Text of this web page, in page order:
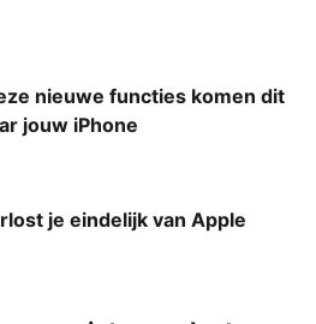
nieuwe functies komen dit
jouw iPhone
je eindelijk van Apple